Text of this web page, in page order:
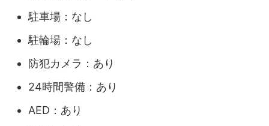
駐車場：なし
駐輪場：なし
防犯カメラ：あり
24時間警備：あり
AED：あり